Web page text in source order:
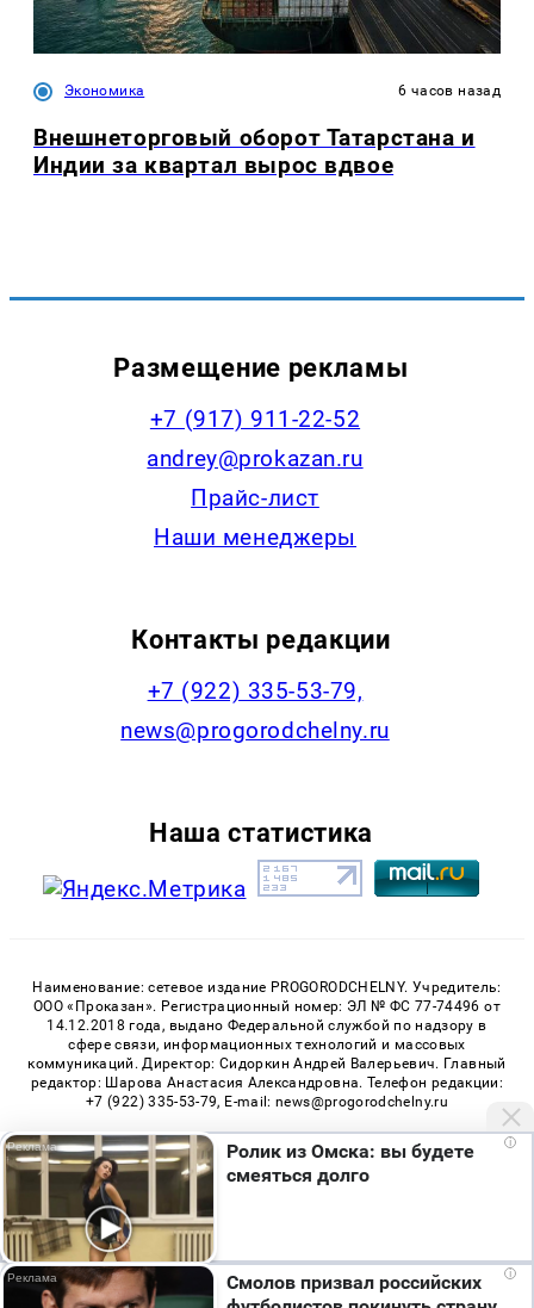
Экономика 6 часов назад
Внешнеторговый оборот Татарстана и
Индии за квартал вырос вдвое
Размещение рекламы
+7 (917) 911-22-52
andrey@prokazan.ru
Прайс-лист
Наши менеджеры
Контакты редакции
+7 (922) 335-53-79,
news@progorodchelny.ru
Наша статистика
Наименование: сетевое издание PROGORODCHELNY. Учредитель:
ООО «Проказан». Регистрационный номер: ЭЛ № ФС 77-74496 от
14.12.2018 года, выдано Федеральной службой по надзору в
сфере связи, информационных технологий и массовых
коммуникаций. Директор: Сидоркин Андрей Валерьевич. Главный
редактор: Шарова Анастасия Александровна. Телефон редакции:
+7 (922) 335-53-79, E-mail: news@progorodchelny.ru
«На информационном ресурсе применяются рекомендательные
технологии (информационные технологии предоставления
информации на основе сбора, систематизации и анализа
сведений, относящихся к предпочтениям пользователей сети
«Интернет», находящихся на территории Российской
Федерации)». Правила применения рекомендательных
технологий в виджетах рекламно-обменной сети
«Sparrow» (PDF)
Мы используем cookie. Во время посещения сайта
вы соглашаетесь с тем, что мы обрабатываем
i
Ролик из Омска: вы будете
смеяться долго
i
Смолов призвал российских